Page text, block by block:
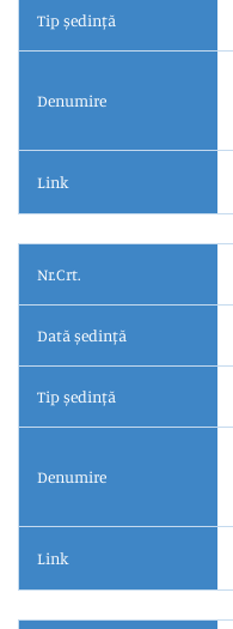
Tip ședință
Denumire
Link
Nr.Crt.
Dată ședință
Tip ședință
Denumire
Link